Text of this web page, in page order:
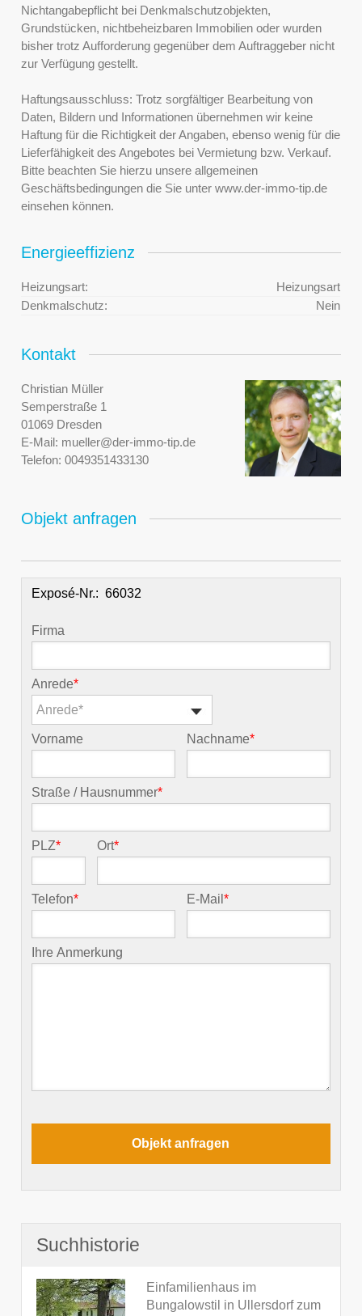
Nichtangabepflicht bei Denkmalschutzobjekten,
Grundstücken, nichtbeheizbaren Immobilien oder wurden
bisher trotz Aufforderung gegenüber dem Auftraggeber nicht
zur Verfügung gestellt.
Haftungsausschluss: Trotz sorgfältiger Bearbeitung von
Daten, Bildern und Informationen übernehmen wir keine
Haftung für die Richtigkeit der Angaben, ebenso wenig für die
Lieferfähigkeit des Angebotes bei Vermietung bzw. Verkauf.
Bitte beachten Sie hierzu unsere allgemeinen
Geschäftsbedingungen die Sie unter www.der-immo-tip.de
einsehen können.
Energieeffizienz
Heizungsart:
Heizungsart
Denkmalschutz:
Nein
Kontakt
Christian Müller
Semperstraße 1
01069 Dresden
E-Mail: mueller@der-immo-tip.de
Telefon: 0049351433130
Objekt anfragen
Exposé-Nr.:
Firma
Anrede*
Anrede*
Vorname Nachname*
Straße / Hausnummer*
PLZ* Ort*
Telefon* E-Mail*
Ihre Anmerkung
Suchhistorie
Einfamilienhaus im
Bungalowstil in Ullersdorf zum